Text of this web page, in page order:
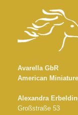
Avarella GbR
American
Alexandra
Großstraße 53